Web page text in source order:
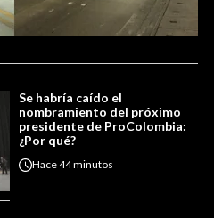
Se habría caído el
nombramiento del próximo
presidente de ProColombia:
¿Por qué?
Hace44 minutos